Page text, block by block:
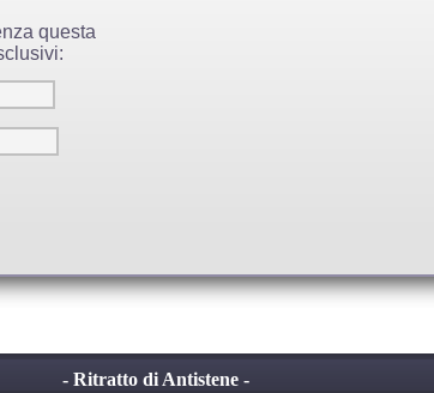
questa
- Ritratto di Antistene -